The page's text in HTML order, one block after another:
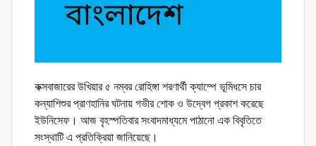
কক্সবাজারের উখিয়ার ৫ নম্বর রোহিঙ্গা শরণার্থী ক্যাম্পে ভূমিধসে চার
কন্যাশিশুর প্রাণহানির ঘটনায় গভীর শোক ও উদ্বেগ প্রকাশ করেছে
ইউনিসেফ। আজ বৃহস্পতিবার সংবাদমাধ্যমে পাঠানো এক বিবৃতিতে
সংস্থাটি এ প্রতিক্রিয়া জানিয়েছে।